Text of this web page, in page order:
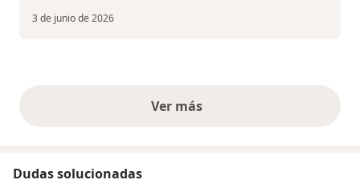
3 de junio de 2026
Ver másopiniones anteriores
Dudas solucionadas